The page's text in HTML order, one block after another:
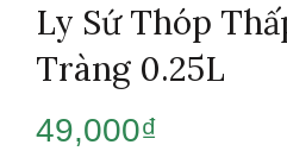
Ly Sứ Thóp
Tràng 0.25L
49,000₫